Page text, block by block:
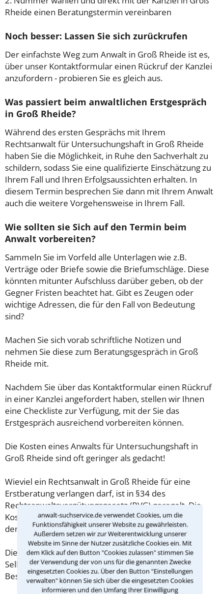
anwalt-suchservice.de verwendet Cookies, um die
Funktionsfähigkeit unserer Website zu gewährleisten.
Außerdem setzen wir zur Weiterentwicklung unserer
Website im Sinne der Nutzer zusätzliche Cookies ein. Mit
dem Klick auf den Button "Cookies zulassen" stimmen Sie
der Verwendung der von uns für die genannten Zwecke
eingesetzten Cookies zu. Über den Button "Einstellungen
verwalten" können Sie sich über die eingesetzten Cookies
informieren und den Umfang Ihrer Einwilligung
Rheide einen Beratungstermin vereinbaren
Noch besser: Lassen Sie sich zurückrufen
Der einfachste Weg zum Anwalt in Groß Rheide ist es,
über unser Kontaktformular einen Rückruf der Kanzlei
anzufordern - probieren Sie es gleich aus.
Was passiert beim anwaltlichen Erstgespräch
in Groß Rheide?
Während des ersten Gesprächs mit Ihrem
Rechtsanwalt für Untersuchungshaft in Groß Rheide
haben Sie die Möglichkeit, in Ruhe den Sachverhalt zu
schildern, sodass Sie eine qualifizierte Einschätzung zu
Ihrem Fall und Ihren Erfolgsaussichten erhalten. In
diesem Termin besprechen Sie dann mit Ihrem Anwalt
auch die weitere Vorgehensweise in Ihrem Fall.
Wie sollten sie Sich auf den Termin beim
Anwalt vorbereiten?
Sammeln Sie im Vorfeld alle Unterlagen wie z.B.
Verträge oder Briefe sowie die Briefumschläge. Diese
könnten mitunter Aufschluss darüber geben, ob der
Gegner Fristen beachtet hat. Gibt es Zeugen oder
wichtige Adressen, die für den Fall von Bedeutung
sind?
Machen Sie sich vorab schriftliche Notizen und
nehmen Sie diese zum Beratungsgespräch in Groß
Rheide mit.
Nachdem Sie über das Kontaktformular einen Rückruf
in einer Kanzlei angefordert haben, stellen wir Ihnen
eine Checkliste zur Verfügung, mit der Sie das
Erstgespräch ausreichend vorbereiten können.
Die Kosten eines Anwalts für Untersuchungshaft in
Groß Rheide sind oft geringer als gedacht!
Wieviel ein Rechtsanwalt in Groß Rheide für eine
Erstberatung verlangen darf, ist in §34 des
Rechtsanwaltsvergütungsgesetz (RVG) geregelt. Die
Kosten für das erste Beratungsgespräch betragen
demnach maximal 190,00 € zzgl. MwSt.
Diese Regelung gilt jedoch nur für Verbraucher. Für
Selbstständige oder Freiberufler gilt diese
Beschränkung nicht.